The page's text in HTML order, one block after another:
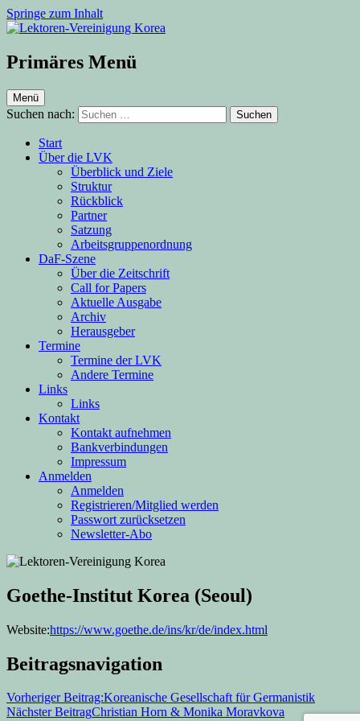
Springe zum Inhalt
Lektoren-Vereinigung Korea
Primäres Menü
Menü
Suchen nach:
Start
Über die LVK
Überblick und Ziele
Struktur
Rückblick
Partner
Satzung
Arbeitsgruppenordnung
DaF-Szene
Über die Zeitschrift
Call for Papers
Aktuelle Ausgabe
Archiv
Herausgeber
Termine
Termine der LVK
Andere Termine
Links
Links
Kontakt
Kontakt aufnehmen
Bankverbindungen
Impressum
Anmelden
Anmelden
Registrieren/Mitglied werden
Passwort zurücksetzen
Newsletter-Abo
Goethe-Institut Korea (Seoul)
Website:https://www.goethe.de/ins/kr/de/index.html
Beitragsnavigation
Vorheriger Beitrag:Koreanische Gesellschaft für Germanistik
Nächster BeitragChristian Horn & Monika Moravkova